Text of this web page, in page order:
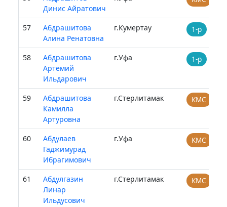
Динис Айратович
57
Абдрашитова
Алина Ренатовна
г.Кумертау 1-р
58
Абдрашитова
Артемий
Ильдарович
г.Уфа 1-р
59
Абдрашитова
Камилла
Артуровна
г.Стерлитамак КМС
60
Абдулаев
Гаджимурад
Ибрагимович
г.Уфа КМС
61
Абдулгазин
Линар
Ильдусович
г.Стерлитамак КМС